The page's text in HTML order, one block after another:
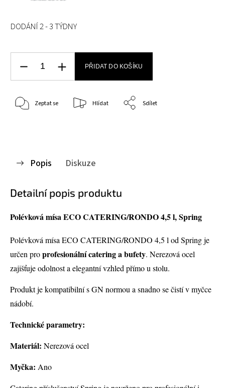
DODÁNÍ 2 - 3 TÝDNY
PŘIDAT DO KOŠÍKU
Zeptat se Hlídat Sdílet
Popis Diskuze
Detailní popis produktu
Polévková mísa ECO CATERING/RONDO 4,5 l, Spring
Polévková mísa ECO CATERING/RONDO 4,5 l od Spring je
určen proprofesionální catering a bufety. Nerezová ocel
zajišťuje odolnost a elegantní vzhled přímo u stolu.
Produkt je kompatibilní s GN normou a snadno se čistí v myčce
nádobí.
Technické parametry:
Materiál: Nerezová ocel
Myčka: Ano